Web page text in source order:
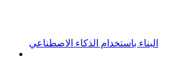
البناء باستخدام الذكاء الاصطناعي